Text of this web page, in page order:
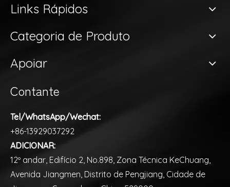
Links Rápidos
Categoria de Produto
Apoiar
Contante
Tel/WhatsApp/Wechat:
+86-13929037292
ADICIONAR:
12º andar, Edifício 2, No.898, Zona Técnica KeChuang,
Avenida Jiangmen, Distrito de Pengjiang, Cidade de